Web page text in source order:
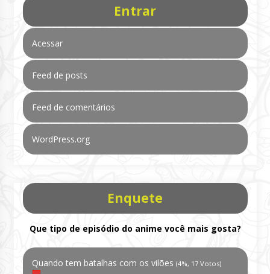
Entrar
Acessar
Feed de posts
Feed de comentários
WordPress.org
Enquete
Que tipo de episódio do anime você mais gosta?
Quando tem batalhas com os vilões (4%, 17 Votos)